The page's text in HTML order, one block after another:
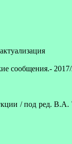
сообщения.-
/ под ред.